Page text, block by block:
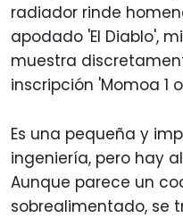
radiador rinde
apodado 'El Diablo',
muestra
inscripción 'Momoa 1
Es una pequeña y
ingeniería, pero hay
Aunque parece un
sobrealimentado, se